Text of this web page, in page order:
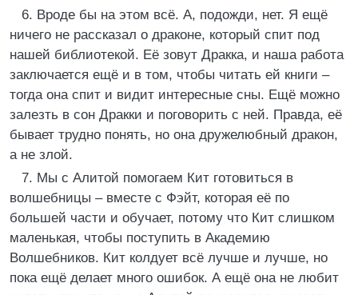
6. Вроде бы на этом всё. А, подожди, нет. Я ещё
ничего не рассказал о драконе, который спит под
нашей библиотекой. Её зовут Дракка, и наша работа
заключается ещё и в том, чтобы читать ей книги –
тогда она спит и видит интересные сны. Ещё можно
залезть в сон Дракки и поговорить с ней. Правда, её
бывает трудно понять, но она дружелюбный дракон,
а не злой.
7. Мы с Алитой помогаем Кит готовиться в
волшебницы – вместе с Фэйт, которая её по
большей части и обучает, потому что Кит слишком
маленькая, чтобы поступить в Академию
Волшебников. Кит колдует всё лучше и лучше, но
пока ещё делает много ошибок. А ещё она не любит